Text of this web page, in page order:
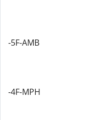
-5F-AMB
-4F-MPH